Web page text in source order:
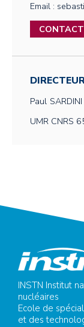
Email :
Paul SARDINI
UMR CNRS
INSTN Institut
nucléaires
Ecole de
et des